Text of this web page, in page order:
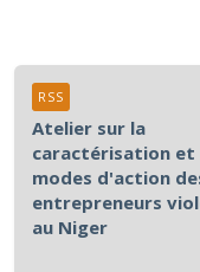
Atelier sur la
caractérisation et
modes d'action
entrepreneurs
au Niger
RSS